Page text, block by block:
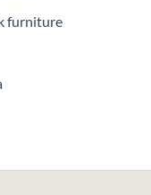
furniture